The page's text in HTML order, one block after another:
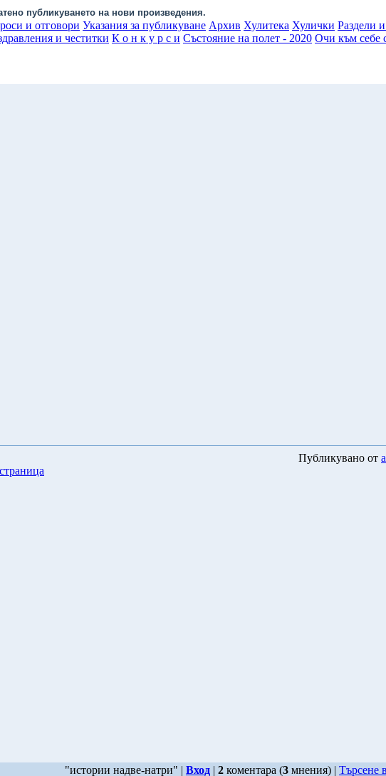
публикуването на нови произведения.
и отговори Указания за публикуване Архив Хулитека Хулички Раздели
и честитки К о н к у р с и Състояние на полет - 2020 Очи към себе
Публикувано от
"истории надве-натри" | Вход | 2 коментара (3 мнения) | Търсене